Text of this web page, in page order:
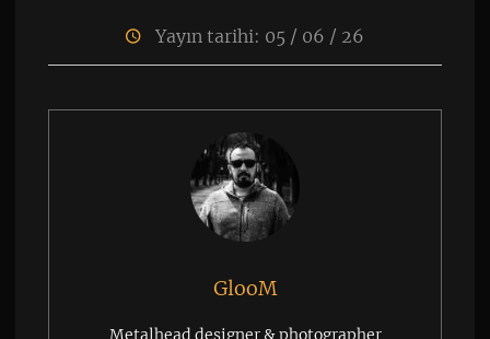
Yayın tarihi: 05 / 06 / 26
GlooM
Metalhead designer & photographer